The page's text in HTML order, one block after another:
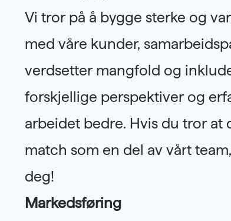
Vi tror på å bygge sterke og
med våre kunder,
verdsetter mangfold og
forskjellige perspektiver og
arbeidet bedre. Hvis du tror
match som en del av vårt
deg!
Markedsføring